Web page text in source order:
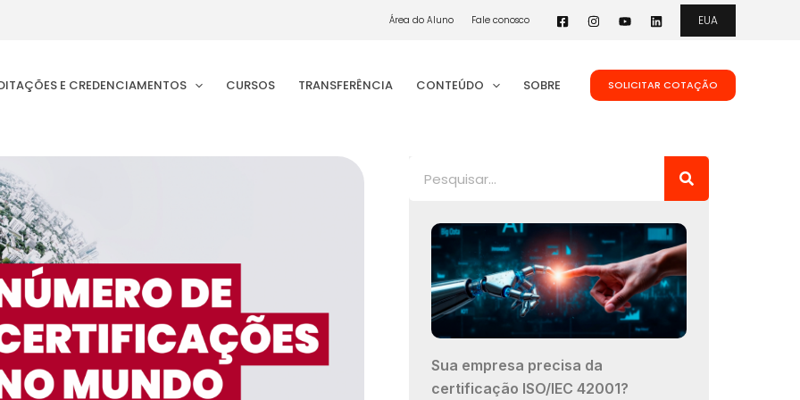
Área do Aluno Fale conosco EUA
E CREDENCIAMENTOS CURSOS TRANSFERÊNCIA CONTEÚDO SOBRE SOLICITAR COTAÇÃO
Sua empresa precisa da
certificação ISO/IEC 42001?